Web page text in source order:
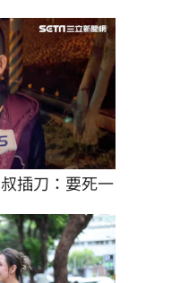
插刀：要死一